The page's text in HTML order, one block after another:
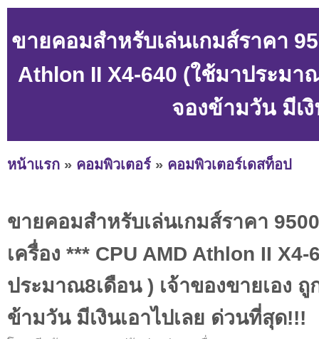
ขายคอมสำหรับเล่นเกมส์ราคา
Athlon II X4-640 (ใช้มาประมา
จองข้ามวัน มีเ
หน้าแรก » คอมพิวเตอร์ » คอมพิวเตอร์เดสท็อป
ขายคอมสำหรับเล่นเกมส์ราคา
เครื่อง *** CPU AMD Athlon II X4-
ประมาณ8เดือน ) เจ้าของขายเอง
ข้ามวัน มีเงินเอาไปเลย ด่วนที่สุด!!!